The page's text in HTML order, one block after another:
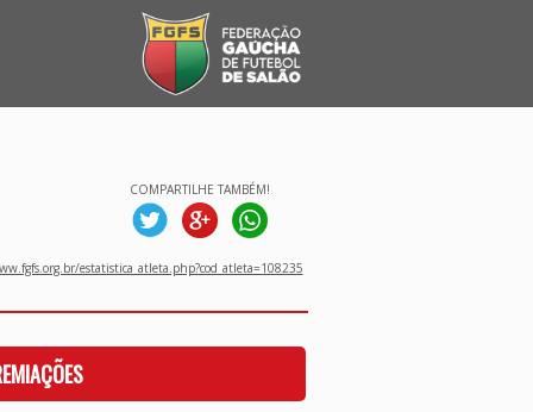
COMPARTILHE TAMBÉM!
estatistica_atleta.php?cod_atleta=108235